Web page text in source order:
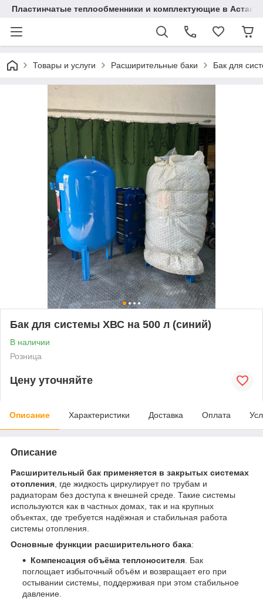
Пластинчатые теплообменники и комплектующие в Астане
Товары и услуги Расширительные баки Бак для
Бак для системы ХВС на 500 л (синий)
В наличии
Розница
Цену уточняйте
Описание Характеристики Доставка Оплата
Описание
Расширительный бак применяется в закрытых системах
отопления , где жидкость циркулирует по трубам и
радиаторам без доступа к внешней среде. Такие системы
используются как в частных домах, так и на крупных
объектах, где требуется надёжная и стабильная работа
системы отопления.
Основные функции расширительного бака:
Компенсация объёма теплоносителя . Бак
поглощает избыточный объём и возвращает его при
остывании системы, поддерживая при этом стабильное
давление.